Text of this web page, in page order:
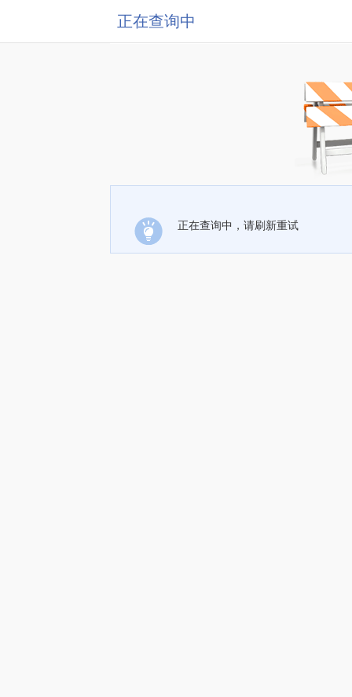
正在查询中
正在查询中，请刷新重试